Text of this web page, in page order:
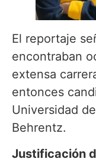
El reportaje
encontraban
extensa
entonces
Universidad
Behrentz.
Justificación